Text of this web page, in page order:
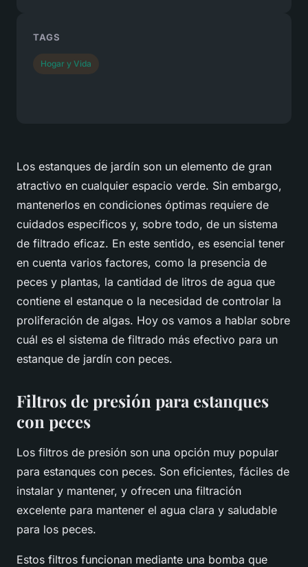
Los estanques de jardín son un elemento de gran
atractivo en cualquier espacio verde. Sin embargo,
mantenerlos en condiciones óptimas requiere de
cuidados específicos y, sobre todo, de un sistema
de filtrado eficaz. En este sentido, es esencial tener
en cuenta varios factores, como la presencia de
peces y plantas, la cantidad de litros de agua que
contiene el estanque o la necesidad de controlar la
proliferación de algas. Hoy os vamos a hablar sobre
cuál es el sistema de filtrado más efectivo para un
estanque de jardín con peces.
Filtros de presión para estanques
con peces
Los filtros de presión son una opción muy popular
para estanques con peces. Son eficientes, fáciles de
instalar y mantener, y ofrecen una filtración
excelente para mantener el agua clara y saludable
para los peces.
Estos filtros funcionan mediante una bomba que
TAGS
Hogar y Vida